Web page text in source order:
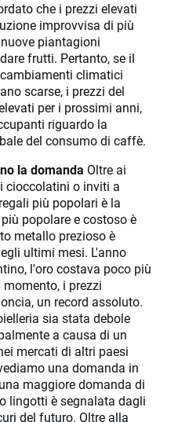
che i prezzi elevati
improvvisa di più
piantagioni
frutti. Pertanto, se il
climatici
scarse, i prezzi del
per i prossimi anni,
riguardo la
del consumo di caffè.
la domanda Oltre ai
cioccolatini o inviti a
più popolari è la
popolare e costoso è
metallo prezioso è
ultimi mesi. L'anno
l'oro costava poco più
i prezzi
un record assoluto.
sia stata debole
a causa di un
mercati di altri paesi
una domanda in
maggiore domanda di
lingotti è segnalata dagli
del futuro. Oltre alla